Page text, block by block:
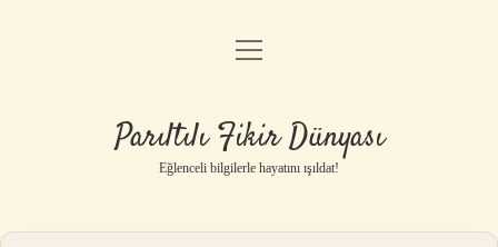
Anasayfa
Yasal Uyarı
menüyü
Parıltılı Fikir Dünyası
Eğlenceli bilgilerle hayatını ışıldat!